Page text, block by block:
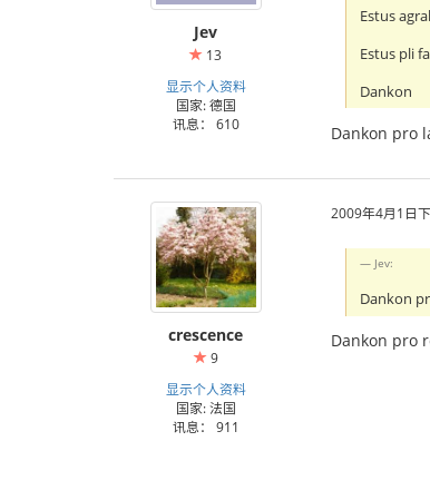
Jev
13
显示个人资料
国家: 德国
讯息： 610
Estus
Estus pli
Dankon
Dankon pro
crescence
9
显示个人资料
国家: 法国
讯息： 911
2009年4月1日
Jev:
Dankon
Dankon pro